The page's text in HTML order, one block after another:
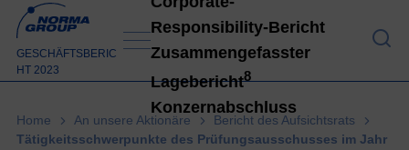
GESCHÄFTSBERIC
HT 2023
An
Responsibility-Bericht
Zusammengefasster
Lagebericht8
Konzernabschluss
Home An unsere Aktionäre
Bericht des Aufsichtsrats
Tätigkeitsschwerpunkte des Prüfungsausschusses im Jahr